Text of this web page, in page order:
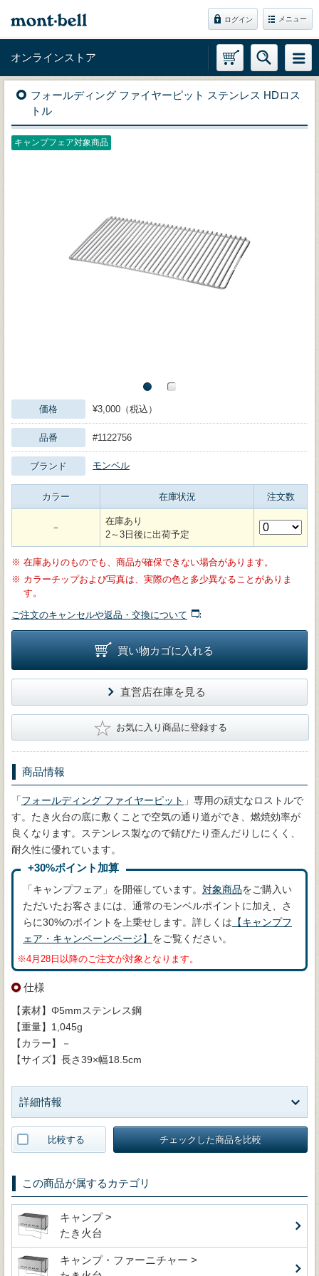
ログイン メニュー
オンラインストア
フォールディング ファイヤーピット ステンレス HDロス
トル
キャンプフェア対象商品
価格 ¥3,000（税込）
品番 #1122756
ブランド モンベル
カラー 在庫状況 注文数
－
在庫あり
2～3日後に出荷予定
※ 在庫ありのものでも、商品が確保できない場合があります。
※ カラーチップおよび写真は、実際の色と多少異なることがありま
す。
ご注文のキャンセルや返品・交換について
買い物カゴに入れる
直営店在庫を見る
★ お気に入り商品に登録する
商品情報
「フォールディング ファイヤーピット 」専用の頑丈なロストルで
す。たき火台の底に敷くことで空気の通り道ができ、燃焼効率が
良くなります。ステンレス製なので錆びたり歪んだりしにくく、
耐久性に優れています。
+30%ポイント加算
「キャンプフェア」を開催しています。 対象商品をご購入い
ただいたお客さまには、通常のモンベルポイントに加え、さ
らに30%のポイントを上乗せします。詳しくは 【キャンプフ
ェア・キャンペーンページ】 をご覧ください。
※4月28日以降のご注文が対象となります。
仕様
【素材】Φ5mmステンレス鋼
【重量】1,045g
【カラー】－
【サイズ】長さ39×幅18.5cm
詳細情報
比較する チェックした商品を比較
この商品が属するカテゴリ
キャンプ >
たき火台
キャンプ・ファーニチャー >